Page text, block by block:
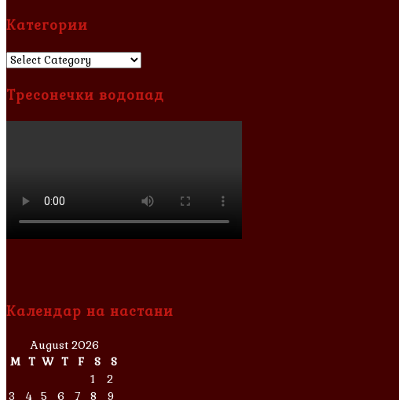
Категории
Категории
Тресонечки водопад
Календар на настани
August 2026
M T W T F S
S
1
2
3
4 5 6 7 8 9